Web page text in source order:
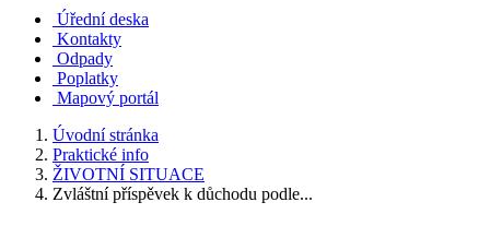
Úřední deska
Kontakty
Odpady
Poplatky
Mapový portál
Úvodní stránka
Praktické info
ŽIVOTNÍ SITUACE
Zvláštní příspěvek k důchodu podle...